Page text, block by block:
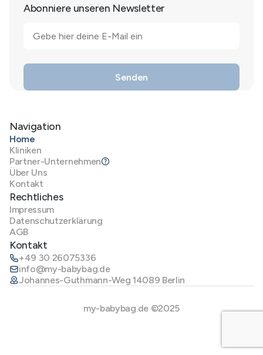
Abonniere unseren Newsletter
Navigation
Home
Kliniken
Partner-Unternehmen
Über Uns
Kontakt
Rechtliches
Impressum
Datenschutzerklärung
AGB
Kontakt
+49 30 26075336
info@my-babybag.de
Johannes-Guthmann-Weg 14089 Berlin
my-babybag.de ©2025